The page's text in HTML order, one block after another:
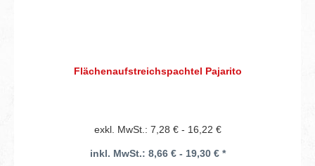
Flächenaufstreichspachtel Pajarito
exkl. MwSt.: 7,28 € - 16,22 €
inkl. MwSt.: 8,66 € - 19,30 € *